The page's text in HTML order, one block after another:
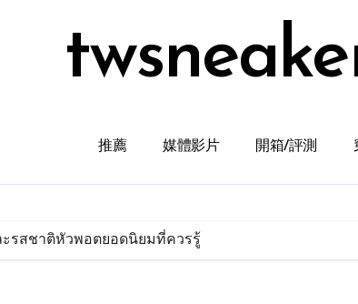
推薦 媒體影片 開箱/評測
ะรสชาติหัวพอตยอดนิยมที่ควรรู้